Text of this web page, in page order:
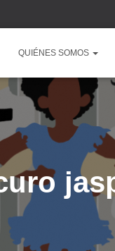
QUIÉNES SOMOS